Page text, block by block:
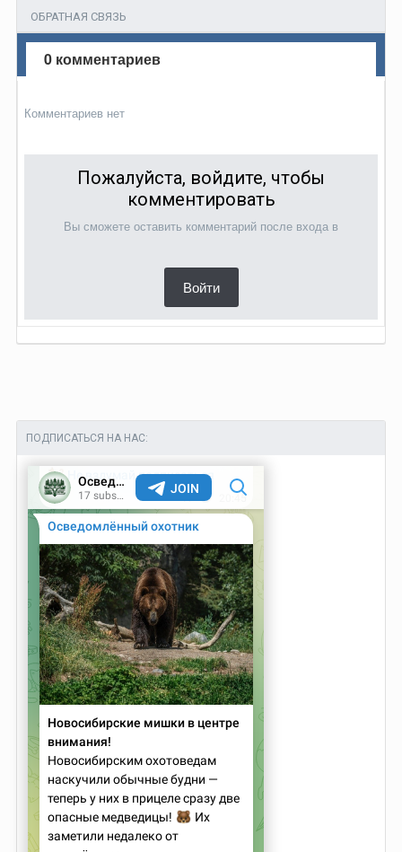
ОБРАТНАЯ СВЯЗЬ
0 комментариев
Комментариев нет
Пожалуйста, войдите, чтобы
комментировать
Вы сможете оставить комментарий после входа в
Войти
ПОДПИСАТЬСЯ НА НАС: